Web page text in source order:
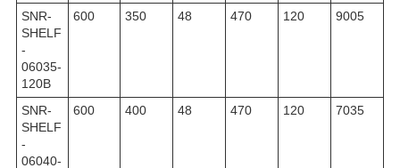
SNR-
SHELF
-
06035-
120B
600 350 48 470 120 9005
SNR-
SHELF
-
06040-
600 400 48 470 120 7035